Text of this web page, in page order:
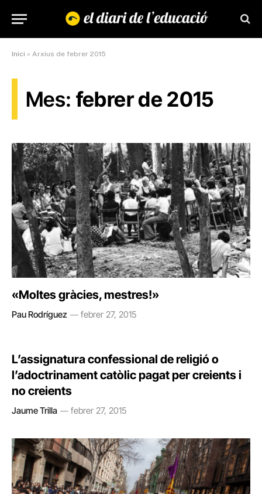
Inici » Arxius de febrer 2015
Mes: febrer de 2015
«Moltes gràcies, mestres!»
Pau Rodríguez febrer 27, 2015
L’assignatura confessional de religió o
l’adoctrinament catòlic pagat per creients i
no creients
Jaume Trilla febrer 27, 2015